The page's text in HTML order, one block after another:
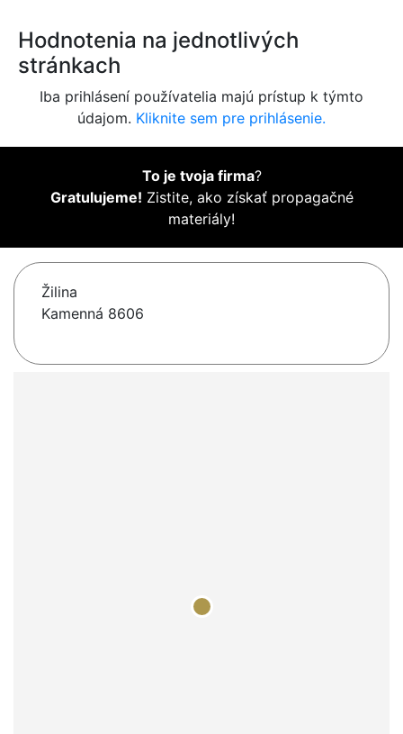
Hodnotenia na jednotlivých
stránkach
Iba prihlásení používatelia majú prístup k týmto
údajom. Kliknite sem pre prihlásenie.
To je tvoja firma?
Gratulujeme! Zistite, ako získať propagačné
materiály!
Žilina
Kamenná 8606